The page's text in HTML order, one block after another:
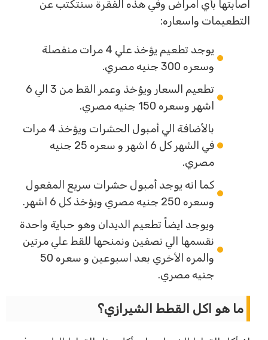
اصابتها بأي امراض وفي هذه الفقرة سنتكتب عن
التطعيمات واسعاره:
يوجد تطعيم يؤخذ علي 4 مرات منفصلة
وسعره 300 جنيه مصري.
تطعيم السعار ويؤخذ وعمر القط من 3 الي 6
اشهر وسعره 150 جنيه مصري.
بالأضافة الي أمبول الحشرات ويؤخذ 4 مرات
في الشهر كل 6 اشهر و سعره 25 جنيه
مصري.
كما انه يوجد أمبول حشرات سريع المفعول
وسعره 250 جنيه مصري ويؤخذ كل 6 اشهر.
ويوجد ايضاً تطعيم الديدان وهو حباية واحدة
نقسمها الي نصفين ونمنحها للقط علي مرتين
والمره الأخري بعد اسبوعين و سعره 50
جنيه مصري.
ما هو اكل القطط الشيرازي؟